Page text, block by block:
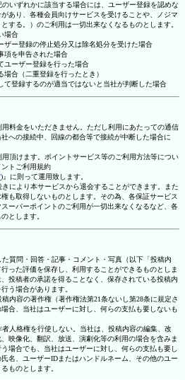
いずれかに該当する場合には、ユーザー登録を認めな
あり、各種会員向けサービスを受けることや、ノジマ
する。）のご利用は一切出来なくなるものとします。
場合
ザー登録の停止処分又は除名処分を受けた場合
項を申告された場合
ユーザー登録を行った場合
合（二重登録を行ったとき）
て登録するのが適当ではないと当社が判断した場合
料金をいただきません。ただし利用にあたっての通信
への接続中、回線の都合等で接続が中断した場合に
頂けます。ポイントサービス等のご利用方法等につい
トご利用規約
)』に則って運用致します。
により本サービスから退会することができます。また
も取得しないものとします。その為、各保証サービス
ーパーポイントのご利用が一切出来なくなるなど、各
とします。
質問・回答・記事・コメント・写真（以下「投稿内
った評価を保存し、利用することができるものとしま
投稿者の承諾を得ることなく、保存されている投稿内
う場合があります。
内容の著作権（著作権法第21条ないし第28条に規定さ
合、当社はユーザーに対し、何らの支払も要しないも
人格権を行使しない。当社は、投稿内容の編集、改
映像化、翻訳、放送、演劇化等の利用の場合を含みま
場合でも、当社はユーザーに対し、何らの支払も要し
名、ユーザーIDまたはハンドルネーム、その他のユー
ものとします。